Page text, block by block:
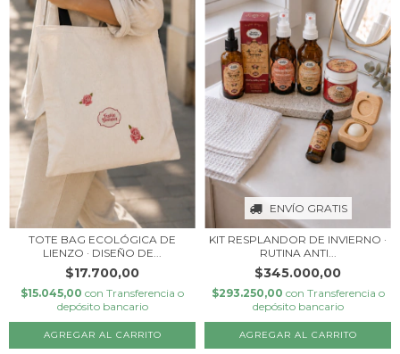
TOTE BAG ECOLÓGICA DE
LIENZO · DISEÑO DE...
$17.700,00
$15.045,00 con Transferencia o
depósito bancario
ENVÍO GRATIS
KIT RESPLANDOR DE INVIERNO ·
RUTINA ANTI...
$345.000,00
$293.250,00 con Transferencia o
depósito bancario